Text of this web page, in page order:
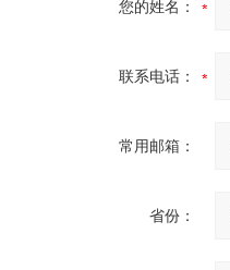
您的姓名：
联系电话：
常用邮箱：
省份：